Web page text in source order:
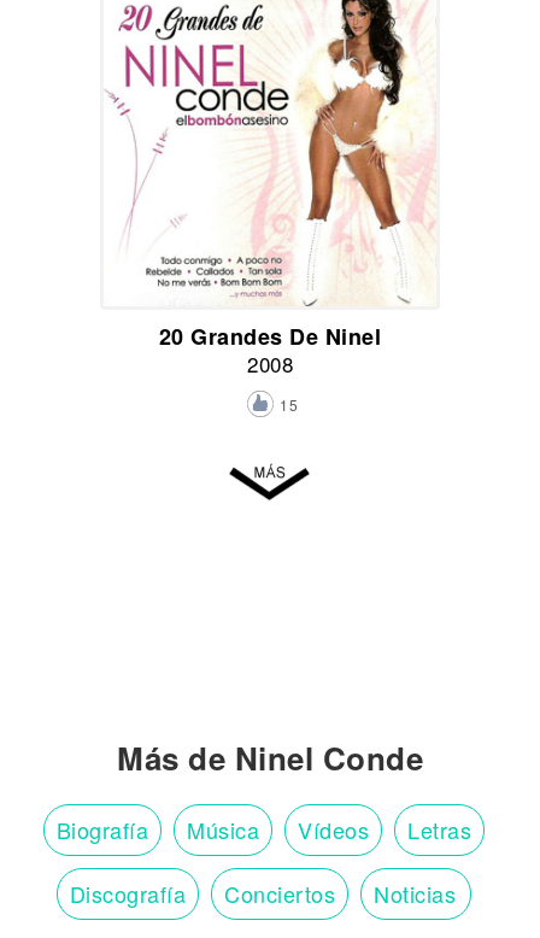
20 Grandes De Ninel
2008
15
Más de Ninel Conde
Biografía Música Vídeos Letras
Discografía Conciertos Noticias